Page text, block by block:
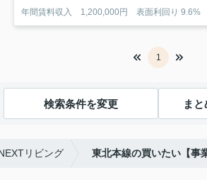
年間賃料収入 1,200,000円 表面利回り 9.6%
1
検索条件を変更 ま
リビング 東北本線の買いたい【事